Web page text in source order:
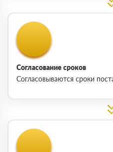
Согласование сроков
Согласовываются сроки